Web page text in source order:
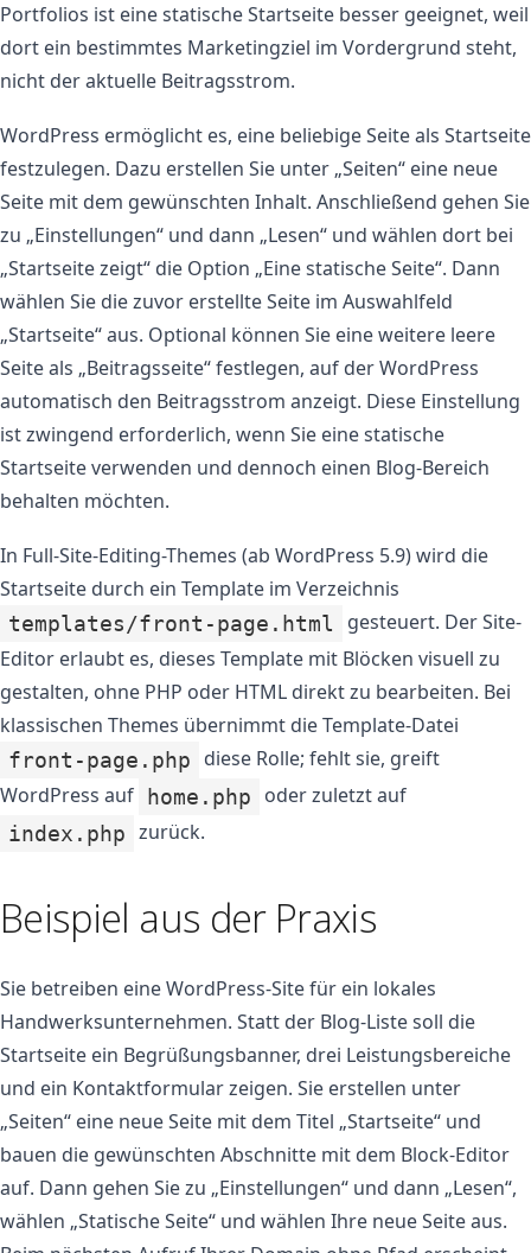
Portfolios ist eine statische Startseite besser geeignet, weil
dort ein bestimmtes Marketingziel im Vordergrund steht,
nicht der aktuelle Beitragsstrom.
WordPress ermöglicht es, eine beliebige Seite als Startseite
festzulegen. Dazu erstellen Sie unter „Seiten“ eine neue
Seite mit dem gewünschten Inhalt. Anschließend gehen Sie
zu „Einstellungen“ und dann „Lesen“ und wählen dort bei
„Startseite zeigt“ die Option „Eine statische Seite“. Dann
wählen Sie die zuvor erstellte Seite im Auswahlfeld
„Startseite“ aus. Optional können Sie eine weitere leere
Seite als „Beitragsseite“ festlegen, auf der WordPress
automatisch den Beitragsstrom anzeigt. Diese Einstellung
ist zwingend erforderlich, wenn Sie eine statische
Startseite verwenden und dennoch einen Blog-Bereich
behalten möchten.
In Full-Site-Editing-Themes (ab WordPress 5.9) wird die
Startseite durch ein Template im Verzeichnis
templates/front-page.html
gesteuert. Der Site-
Editor erlaubt es, dieses Template mit Blöcken visuell zu
gestalten, ohne PHP oder HTML direkt zu bearbeiten. Bei
klassischen Themes übernimmt die Template-Datei
front-page.php
diese Rolle; fehlt sie, greift
WordPress auf
home.php oder zuletzt auf
index.php zurück.
Beispiel aus der Praxis
Sie betreiben eine WordPress-Site für ein lokales
Handwerksunternehmen. Statt der Blog-Liste soll die
Startseite ein Begrüßungsbanner, drei Leistungsbereiche
und ein Kontaktformular zeigen. Sie erstellen unter
„Seiten“ eine neue Seite mit dem Titel „Startseite“ und
bauen die gewünschten Abschnitte mit dem Block-Editor
auf. Dann gehen Sie zu „Einstellungen“ und dann „Lesen“,
wählen „Statische Seite“ und wählen Ihre neue Seite aus.